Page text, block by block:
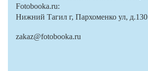
Fotobooka.ru:
Нижний Тагил г, Пархоменко ул, д.130
zakaz@fotobooka.ru